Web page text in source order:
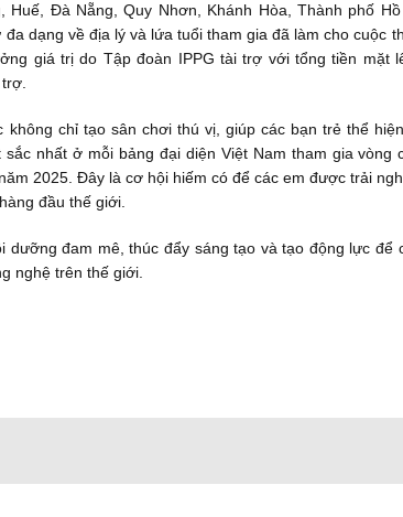
Huế, Đà Nẵng, Quy Nhơn, Khánh Hòa, Thành phố
dạng về địa lý và lứa tuổi tham gia đã làm cho cuộc
giá trị do Tập đoàn IPPG tài trợ với tổng tiền mặt
không chỉ tạo sân chơi thú vị, giúp các bạn trẻ thể
nhất ở mỗi bảng đại diện Việt Nam tham gia vòng
2025. Đây là cơ hội hiếm có để các em được trải
đầu thế giới.
dưỡng đam mê, thúc đẩy sáng tạo và tạo động lực để
nghệ trên thế giới.